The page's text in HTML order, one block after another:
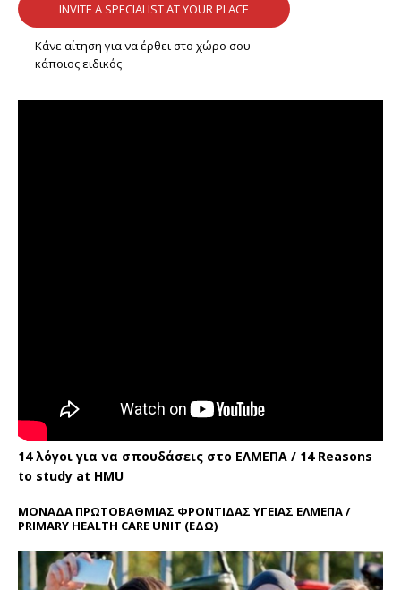
INVITE A SPECIALIST AT YOUR PLACE
Κάνε αίτηση για να έρθει στο χώρο σου
κάποιος ειδικός
14 λόγοι για να σπουδάσεις στο ΕΛΜΕΠΑ / 14 Reasons
to study at HMU
ΜΟΝΑΔΑ ΠΡΩΤΟΒΑΘΜΙΑΣ ΦΡΟΝΤΙΔΑΣ ΥΓΕΙΑΣ ΕΛΜΕΠΑ /
PRIMARY HEALTH CARE UNIT (ΕΔΩ)